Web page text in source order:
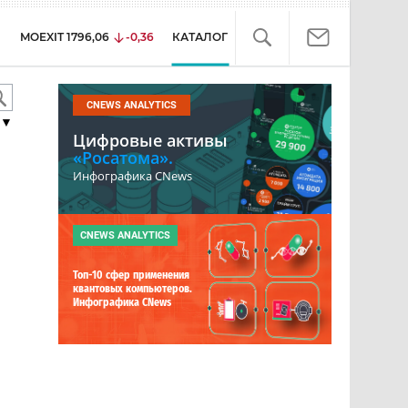
MOEXIT 1796,06 -0,36 КАТАЛОГ
CNEWS ANALYTICS
Цифровые активы
«Росатома».
Инфографика CNews
CNEWS ANALYTICS
Топ-10 сфер применения
квантовых компьютеров.
Инфографика CNews